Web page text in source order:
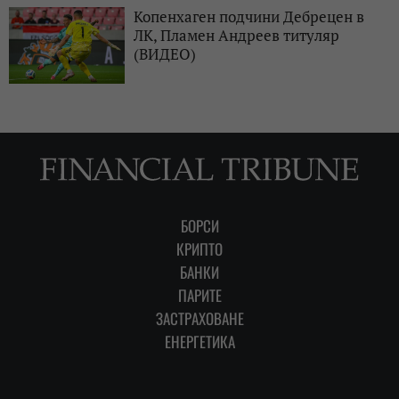
Копенхаген подчини Дебрецен в
ЛК, Пламен Андреев титуляр
(ВИДЕО)
БОРСИ
КРИПТО
БАНКИ
ПАРИТЕ
ЗАСТРАХОВАНЕ
ЕНЕРГЕТИКА